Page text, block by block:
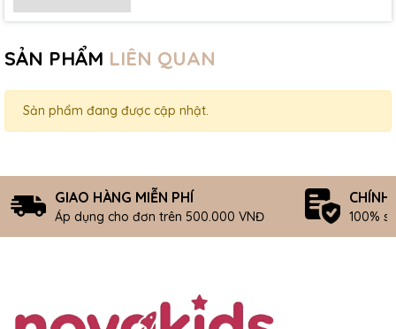
SẢN PHẨM LIÊN QUAN
Sản phẩm đang được cập nhật.
GIAO HÀNG MIỄN PHÍ
Áp dụng cho đơn trên 500.000 VNĐ
CHÍNH
100%